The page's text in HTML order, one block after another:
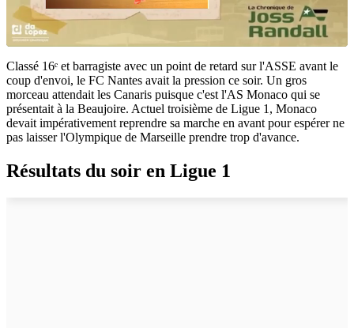
Classé 16ᵉ et barragiste avec un point de retard sur l'ASSE avant le
coup d'envoi, le FC Nantes avait la pression ce soir. Un gros
morceau attendait les Canaris puisque c'est l'AS Monaco qui se
présentait à la Beaujoire. Actuel troisième de Ligue 1, Monaco
devait impérativement reprendre sa marche en avant pour espérer ne
pas laisser l'Olympique de Marseille prendre trop d'avance.
Résultats du soir en Ligue 1